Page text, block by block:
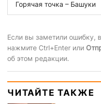
Горячая точка – Башуки
Если вы заметили ошибку,
нажмите Ctrl+Enter или
об этом редакции.
ЧИТАЙТЕ ТАКЖЕ